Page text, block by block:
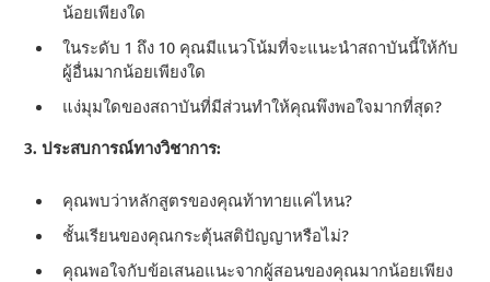
น้อยเพียงใด
ในระดับ 1 ถึง 10 คุณมีแนวโน้มที่จะแนะนําสถาบันนี้ให้กับ
ผู้อื่นมากน้อยเพียงใด
แง่มุมใดของสถาบันที่มีส่วนทําให้คุณพึงพอใจมากที่สุด?
3. ประสบการณ์ทางวิชาการ:
คุณพบว่าหลักสูตรของคุณท้าทายแค่ไหน?
ชั้นเรียนของคุณกระตุ้นสติปัญญาหรือไม่?
คุณพอใจกับข้อเสนอแนะจากผู้สอนของคุณมากน้อยเพียง